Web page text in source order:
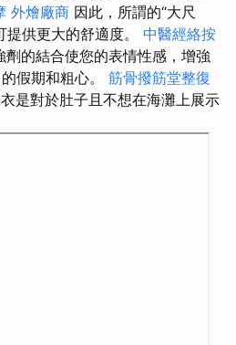
外燴廠商 因此，所謂的“大尺
供更大的舒適度。 中醫經絡按
劑的結合使您的表情性感，增強
假期和粗心。 筋骨撥筋堂整復
是對於肚子且不想在海灘上展示